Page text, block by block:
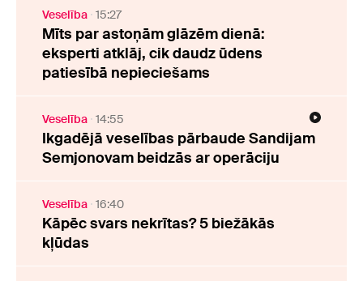
Veselība 15:27
Mīts par astoņām glāzēm dienā:
eksperti atklāj, cik daudz ūdens
patiesībā nepieciešams
Veselība 14:55
Ikgadējā veselības pārbaude Sandijam
Semjonovam beidzās ar operāciju
Veselība 16:40
Kāpēc svars nekrītas? 5 biežākās
kļūdas